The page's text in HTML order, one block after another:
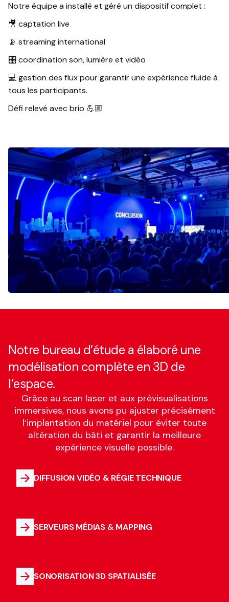
Notre équipe a installé et géré un dispositif complet :
🎥 captation live
📡 streaming international
🎛️ coordination son, lumière et vidéo
💻 gestion des flux pour garantir une expérience fluide à
tous les participants.
Défi relevé avec brio 💪🏼
Notre bureau d’étude a élaboré une
modélisation complète en 3D de
l’espace.
Grâce au scan laser et aux prévisualisations
immersives, nous avons pu ajuster précisément
l’implantation du matériel pour éviter toute
altération du bâti et garantir la meilleure
expérience visuelle possible.
DIFFUSION VIDÉO & RÉGIE TECHNIQUE
SERVEURS MÉDIAS & MAPPING
SONORISATION 3D SPATIALISÉE